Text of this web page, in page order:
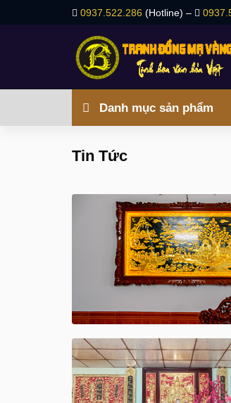
0937.522.286 (Hotline) –
Danh mục sản phẩm
Tin Tức